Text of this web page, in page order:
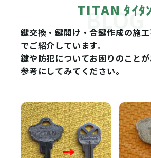
TITAN ﾀｲﾀ
鍵交換・鍵開け・合鍵作成の施
でご紹介しています。
鍵や防犯についてお困りのこと
参考にしてみてください。